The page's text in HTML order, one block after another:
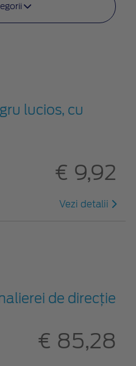
lucios, cu
€ 9,92
Vezi detalii
de direcţie
€ 85,28